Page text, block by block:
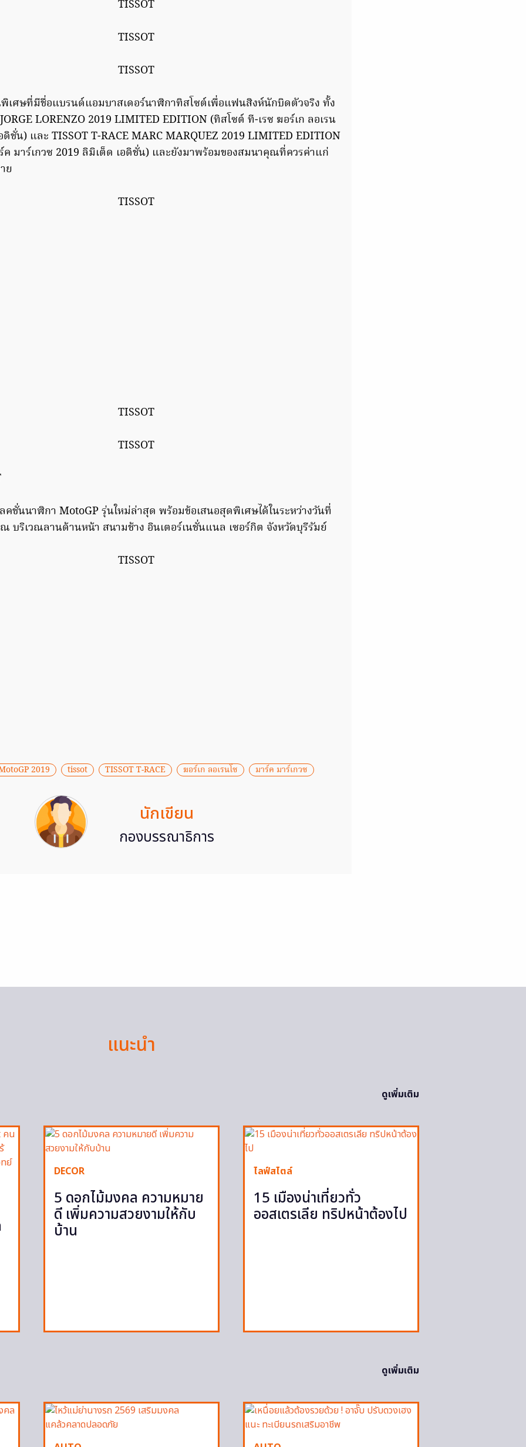
เศษที่มีชื่อแบรนด์แอมบาสเดอร์นาฬิกาทิสโซต์เพื่อแฟนสิงห์นักบิดตัวจริง ทั้ง
LORENZO 2019 LIMITED EDITION (ทิสโซต์ ที-เรซ ฆอร์เก ลอเรน
ดิชั่น) และ TISSOT T-RACE MARC MARQUEZ 2019 LIMITED EDITION
ค มาร์เกวซ 2019 ลิมิเต็ด เอดิชั่น) และยังมาพร้อมของสมนาคุณที่ควรค่าแก่
ย
คชั่นนาฬิกา MotoGP รุ่นใหม่ล่าสุด พร้อมข้อเสนอสุดพิเศษได้ในระหว่างวันที่
บริเวณลานด้านหน้า สนามช้าง อินเตอร์เนชั่นแนล เซอร์กิต จังหวัดบุรีรัมย์
2019 tissot TISSOT T-RACE ฆอร์เก ลอเรนโซ มาร์ค มาร์เกวซ
นักเขียน
กองบรรณาธิการ
แนะนำ
ดูเพิ่มเติม
DECOR
5 ดอกไม้มงคล ความหมาย
ดี เพิ่มความสวยงามให้กับ
บ้าน
ไลฟ์สไตล์
15 เมืองน่าเที่ยวทั่ว
ออสเตรเลีย ทริปหน้าต้องไป
ดูเพิ่มเติม